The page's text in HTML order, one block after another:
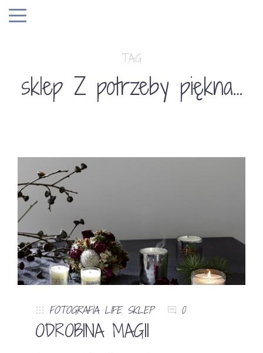
TAG
sklep Z potrzeby piękna…
FOTOGRAFIA, LIFE, SKLEP 0
ODROBINA MAGII